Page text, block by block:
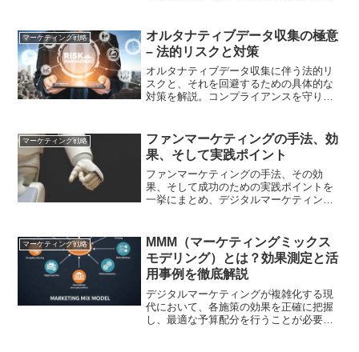
マーケティング戦略
オルタナティブデータ収集の極意
– 法的リスクと対策
オルタナティブデータ収集に伴う法的リ
スクと、それを回避するための具体的な
対策を解説。コンプライアンスを守りな
マーケティング戦略
ファンマーケティングの手法、効
果、そして実践ポイント
ファンマーケティングの手法、その効
果、そして成功のための実践ポイントを
一挙にまとめ、デジタルマーケティング
マーケティング戦略
MMM（マーケティングミックス
モデリング）とは？効果測定と活
用事例を徹底解説
デジタルマーケティングが複雑化する現
代において、各施策の効果を正確に把握
し、最適な予算配分を行うことが必要で